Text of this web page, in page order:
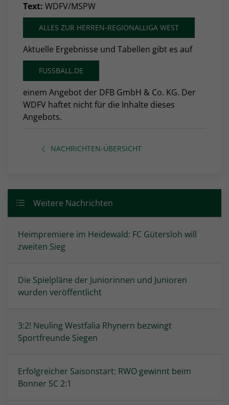
Text: WDFV/MSPW
ALLES ZUR HERREN-REGIONALLIGA WEST
Aktuelle Ergebnisse und Tabellen gibt es auf
FUSSBALL.DE
einem Angebot der DFB GmbH & Co. KG. Der
WDFV haftet nicht für die Inhalte dieses
Angebots.
NACHRICHTEN-ÜBERSICHT
Weitere Nachrichten
Heimpremiere im Heidewald: FC Gütersloh will
zweiten Sieg
Die Spielpläne der Juniorinnen und Junioren
wurden veröffentlicht
3:2! Neuling Westfalia Rhynern bezwingt
Sportfreunde Siegen
Erfolgreicher Saisonstart: RWO gewinnt beim
Bonner SC 2:1